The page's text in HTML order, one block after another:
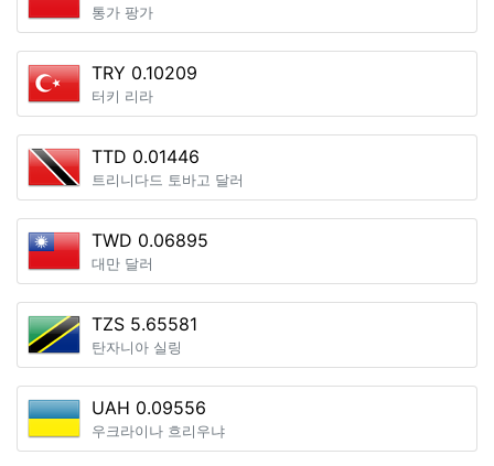
통가 팡가
TRY 0.10209
터키 리라
TTD 0.01446
트리니다드 토바고 달러
TWD 0.06895
대만 달러
TZS 5.65581
탄자니아 실링
UAH 0.09556
우크라이나 흐리우냐